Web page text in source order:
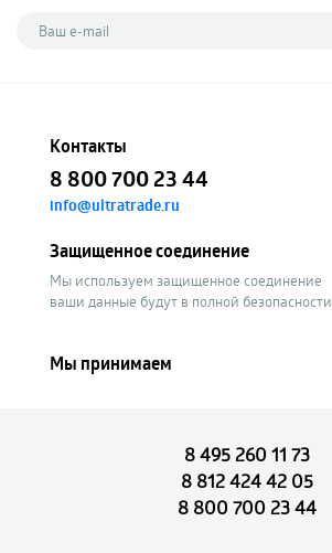
Контакты
8 800 700 23 44
info@ultratrade.ru
Защищенное соединение
Мы используем защищенное соединение
ваши данные будут в полной безопасности
Мы принимаем
8 495 260 11 73
8 812 424 42 05
8 800 700 23 44